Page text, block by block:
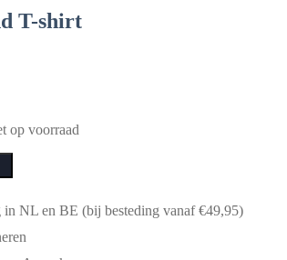
T-shirt
op voorraad
in NL en BE (bij besteding vanaf €49,95)